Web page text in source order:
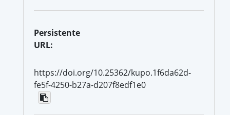
Persistente
URL:
https://doi.org/10.25362/kupo.1f6da62d-
fe5f-4250-b27a-d207f8edf1e0